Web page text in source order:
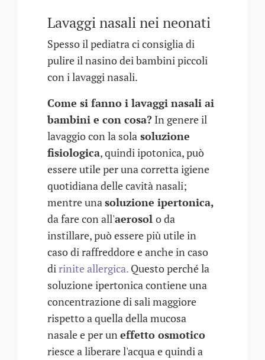
Lavaggi nasali nei neonati
Spesso il pediatra ci consiglia di
pulire il nasino dei bambini piccoli
con i lavaggi nasali.
Come si fanno i lavaggi nasali ai
bambini e con cosa? In genere il
lavaggio con la sola soluzione
fisiologica, quindi ipotonica, può
essere utile per una corretta igiene
quotidiana delle cavità nasali;
mentre unasoluzione ipertonica,
da fare con all'aerosol o da
instillare, può essere più utile in
caso di raffreddore e anche in caso
dirinite allergica. Questo perché la
soluzione ipertonica contiene una
concentrazione di sali maggiore
rispetto a quella della mucosa
nasale e per uneffetto osmotico
riesce a liberare l'acqua e quindi a